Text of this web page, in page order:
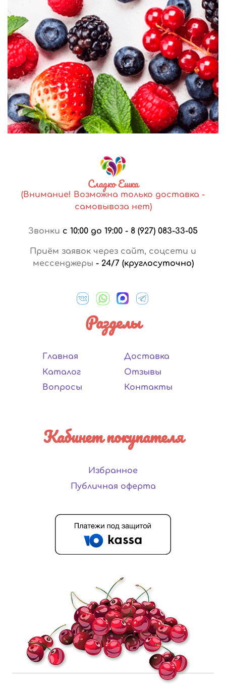
Сладко Ешка
(Внимание! Возможна только доставка -
самовывоза нет)
Звонки с 10:00 до 19:00 - 8 (927) 083-33-05
Приём заявок через сайт, соцсети и
мессенджеры - 24/7 (круглосуточно)
Разделы
Главная
Каталог
Вопросы
Доставка
Отзывы
Контакты
Кабинет покупателя
Избранное
Публичная оферта